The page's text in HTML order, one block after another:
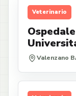
Veterinario
Valenzano